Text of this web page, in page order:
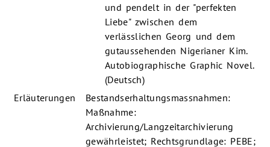
und pendelt in der "perfekten
Liebe" zwischen dem
verlässlichen Georg und dem
gutaussehenden Nigerianer Kim.
Autobiographische Graphic Novel.
(Deutsch)
Erläuterungen
Bestandserhaltungsmassnahmen:
Maßnahme:
Archivierung/Langzeitarchivierung
gewährleistet; Rechtsgrundlage: PEBE;